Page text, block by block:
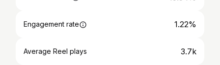
Engagement rate 1.22%
Average Reel plays 3.7k